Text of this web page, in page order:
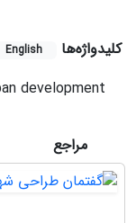
کلیدواژه‌ها English
development
مراجع